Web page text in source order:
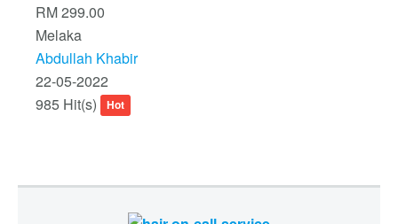
RM 299.00
Melaka
Abdullah Khabir
22-05-2022
985 Hit(s)
Hot